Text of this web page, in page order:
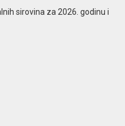
sirovina za 2026. godinu i